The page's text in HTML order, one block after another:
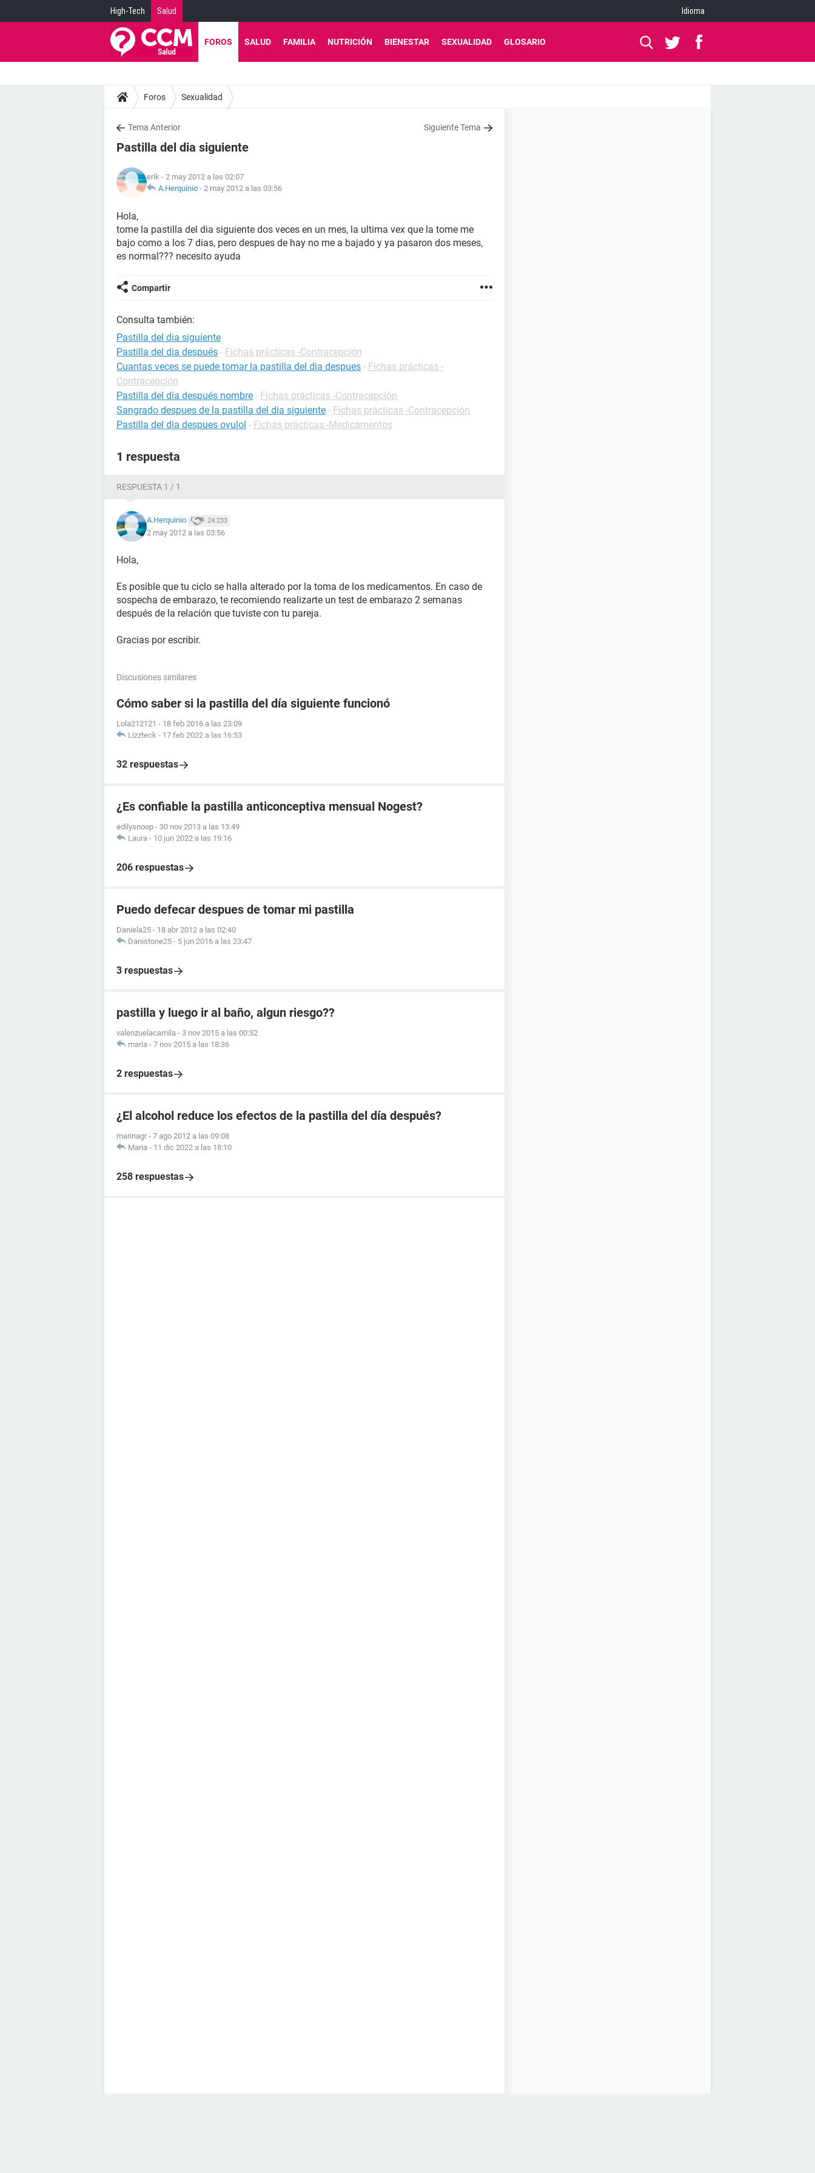
High-Tech Salud Idioma
FOROS SALUD FAMILIA NUTRICIÓN BIENESTAR SEXUALIDAD GLOSARIO
Foros Sexualidad
Tema Anterior Siguiente Tema
Pastilla del dia siguiente
erik - 2 may 2012 a las 02:07
A.Herquinio - 2 may 2012 a las 03:56
Hola,
tome la pastilla del dia siguiente dos veces en un mes, la ultima vex que la tome me
bajo como a los 7 dias, pero despues de hay no me a bajado y ya pasaron dos meses,
es normal??? necesito ayuda
Compartir
Consulta también:
Pastilla del dia siguiente
Pastilla del dia después - Fichas prácticas -Contracepción
Cuantas veces se puede tomar la pastilla del dia despues - Fichas prácticas -
Contracepción
Pastilla del día después nombre - Fichas prácticas -Contracepción
Sangrado despues de la pastilla del dia siguiente - Fichas prácticas -Contracepción
Pastilla del dia despues ovulol - Fichas prácticas -Medicamentos
1 respuesta
RESPUESTA 1 / 1
A.Herquinio 24.233
2 may 2012 a las 03:56
Hola,
Es posible que tu ciclo se halla alterado por la toma de los medicamentos. En caso de
sospecha de embarazo, te recomiendo realizarte un test de embarazo 2 semanas
después de la relación que tuviste con tu pareja.
Gracias por escribir.
Discusiones similares
Cómo saber si la pastilla del día siguiente funcionó
Lola212121 - 18 feb 2016 a las 23:09
Lizzteck - 17 feb 2022 a las 16:53
32 respuestas
¿Es confiable la pastilla anticonceptiva mensual Nogest?
edilysnoop - 30 nov 2013 a las 13:49
Laura - 10 jun 2022 a las 19:16
206 respuestas
Puedo defecar despues de tomar mi pastilla
Daniela25 - 18 abr 2012 a las 02:40
Danistone25 - 5 jun 2016 a las 23:47
3 respuestas
pastilla y luego ir al baño, algun riesgo??
valenzuelacamila - 3 nov 2015 a las 00:52
maria - 7 nov 2015 a las 18:36
2 respuestas
¿El alcohol reduce los efectos de la pastilla del día después?
marinagr - 7 ago 2012 a las 09:08
Maria - 11 dic 2022 a las 18:10
258 respuestas